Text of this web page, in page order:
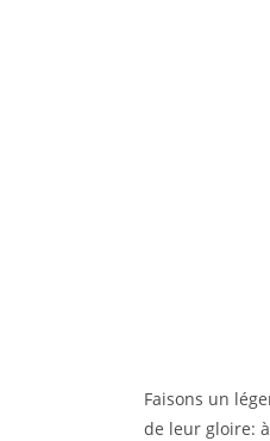
Faisons un
de leur gloire: